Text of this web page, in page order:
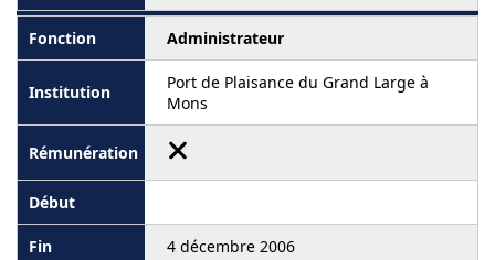
Administrateur
Port de Plaisance du Grand Large à
Mons
4 décembre 2006